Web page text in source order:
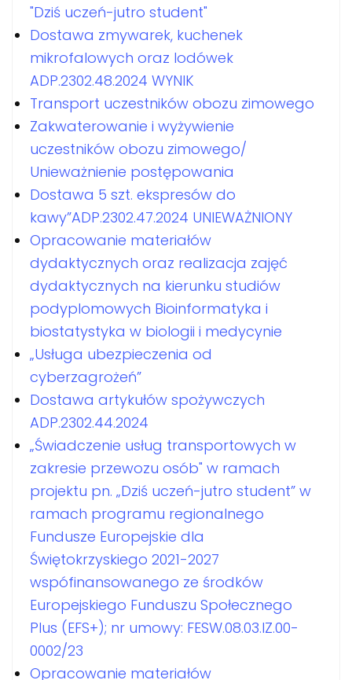
"Dziś uczeń-jutro student"
Dostawa zmywarek, kuchenek
mikrofalowych oraz lodówek
ADP.2302.48.2024 WYNIK
Transport uczestników obozu zimowego
Zakwaterowanie i wyżywienie
uczestników obozu zimowego/
Unieważnienie postępowania
Dostawa 5 szt. ekspresów do
kawy”ADP.2302.47.2024 UNIEWAŻNIONY
Opracowanie materiałów
dydaktycznych oraz realizacja zajęć
dydaktycznych na kierunku studiów
podyplomowych Bioinformatyka i
biostatystyka w biologii i medycynie
„Usługa ubezpieczenia od
cyberzagrożeń”
Dostawa artykułów spożywczych
ADP.2302.44.2024
„Świadczenie usług transportowych w
zakresie przewozu osób" w ramach
projektu pn. „Dziś uczeń-jutro student” w
ramach programu regionalnego
Fundusze Europejskie dla
Świętokrzyskiego 2021-2027
wspófinansowanego ze środków
Europejskiego Funduszu Społecznego
Plus (EFS+); nr umowy: FESW.08.03.IZ.00-
0002/23
Opracowanie materiałów